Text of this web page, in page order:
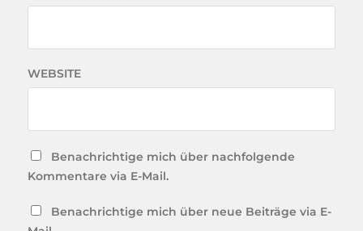
WEBSITE
Benachrichtige mich über nachfolgende
Kommentare via E-Mail.
Benachrichtige mich über neue Beiträge via E-